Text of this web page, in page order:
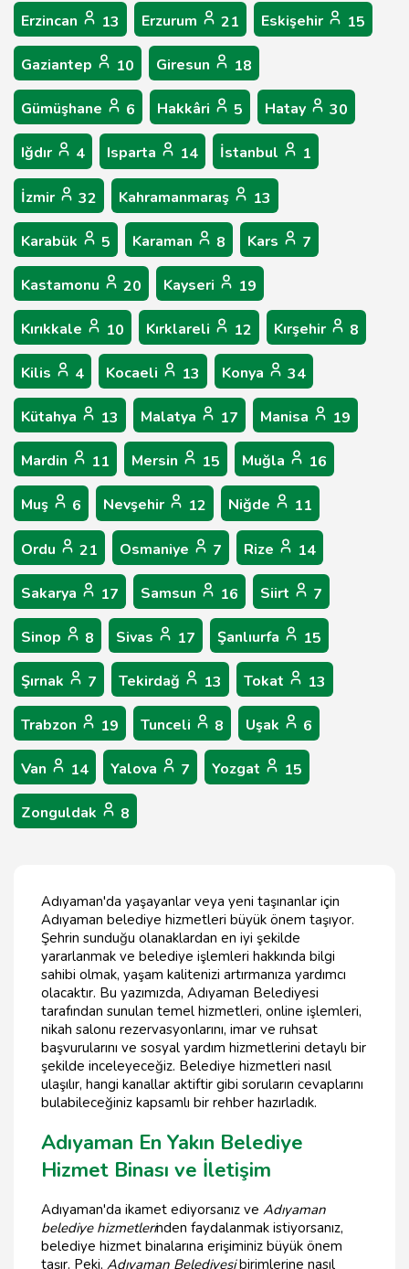
Erzincan 13 Erzurum 21 Eskişehir 15
Gaziantep 10 Giresun 18
Gümüşhane 6 Hakkâri 5 Hatay 30
Iğdır 4 Isparta 14 İstanbul 1
İzmir 32 Kahramanmaraş 13
Karabük 5 Karaman 8 Kars 7
Kastamonu 20 Kayseri 19
Kırıkkale 10 Kırklareli 12 Kırşehir 8
Kilis 4 Kocaeli 13 Konya 34
Kütahya 13 Malatya 17 Manisa 19
Mardin 11 Mersin 15 Muğla 16
Muş 6 Nevşehir 12 Niğde 11
Ordu 21 Osmaniye 7 Rize 14
Sakarya 17 Samsun 16 Siirt 7
Sinop 8 Sivas 17 Şanlıurfa 15
Şırnak 7 Tekirdağ 13 Tokat 13
Trabzon 19 Tunceli 8 Uşak 6
Van 14 Yalova 7 Yozgat 15
Zonguldak 8
Adıyaman'da yaşayanlar veya yeni taşınanlar için
Adıyaman belediye hizmetleri büyük önem taşıyor.
Şehrin sunduğu olanaklardan en iyi şekilde
yararlanmak ve belediye işlemleri hakkında bilgi
sahibi olmak, yaşam kalitenizi artırmanıza yardımcı
olacaktır. Bu yazımızda, Adıyaman Belediyesi
tarafından sunulan temel hizmetleri, online işlemleri,
nikah salonu rezervasyonlarını, imar ve ruhsat
başvurularını ve sosyal yardım hizmetlerini detaylı bir
şekilde inceleyeceğiz. Belediye hizmetleri nasıl
ulaşılır, hangi kanallar aktiftir gibi soruların cevaplarını
bulabileceğiniz kapsamlı bir rehber hazırladık.
Adıyaman En Yakın Belediye
Hizmet Binası ve İletişim
Adıyaman'da ikamet ediyorsanız ve Adıyaman
belediye hizmetlerinden faydalanmak istiyorsanız,
belediye hizmet binalarına erişiminiz büyük önem
taşır. Peki, Adıyaman Belediyesibirimlerine nasıl